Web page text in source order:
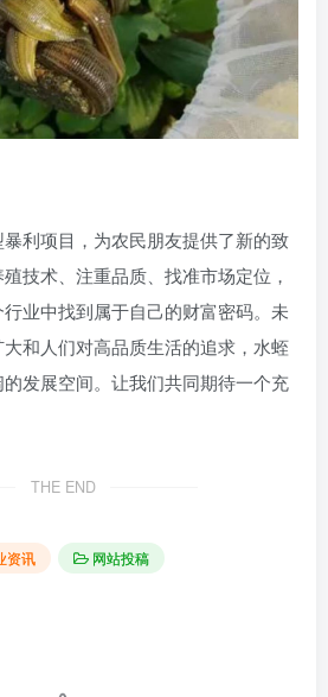
利项目，为农民朋友提供了新的致
技术、注重品质、找准市场定位，
业中找到属于自己的财富密码。未
和人们对高品质生活的追求，水蛭
发展空间。让我们共同期待一个充
THE END
资讯
网站投稿